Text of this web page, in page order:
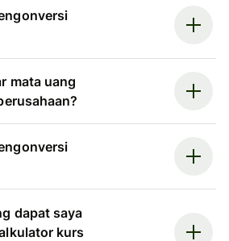
mata uang
dapat saya
kurs